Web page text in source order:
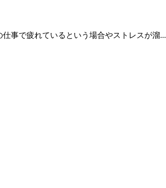
事で疲れているという場合やストレスが溜...